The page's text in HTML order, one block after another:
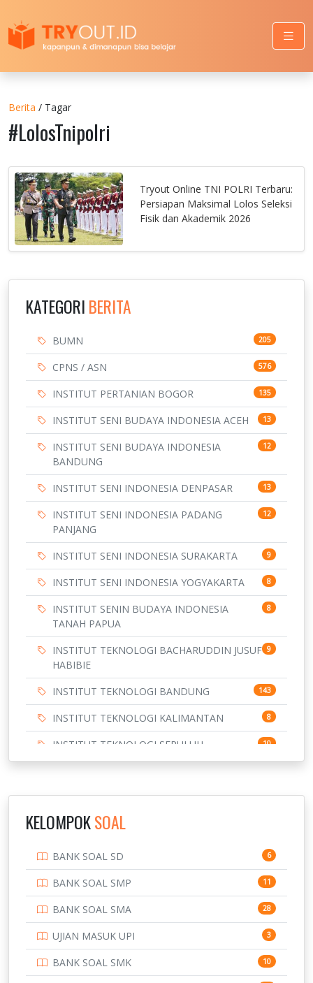
Berita / Tagar
#LolosTnipolri
Tryout Online TNI POLRI Terbaru:
Persiapan Maksimal Lolos Seleksi
Fisik dan Akademik 2026
KATEGORI BERITA
BUMN 205
CPNS / ASN 576
INSTITUT PERTANIAN BOGOR 135
INSTITUT SENI BUDAYA INDONESIA ACEH 13
INSTITUT SENI BUDAYA INDONESIA
BANDUNG
12
INSTITUT SENI INDONESIA DENPASAR 13
INSTITUT SENI INDONESIA PADANG
PANJANG
12
INSTITUT SENI INDONESIA SURAKARTA 9
INSTITUT SENI INDONESIA YOGYAKARTA 8
INSTITUT SENIN BUDAYA INDONESIA
TANAH PAPUA
8
INSTITUT TEKNOLOGI BACHARUDDIN JUSUF
HABIBIE
9
INSTITUT TEKNOLOGI BANDUNG 143
INSTITUT TEKNOLOGI KALIMANTAN 8
INSTITUT TEKNOLOGI SEPULUH
NOVEMBER
10
3
169
7
PTDI STTD 4
133
KELOMPOKSOAL
BANK SOAL SD 6
BANK SOAL SMP 11
BANK SOAL SMA 28
UJIAN MASUK UPI 3
BANK SOAL SMK 10